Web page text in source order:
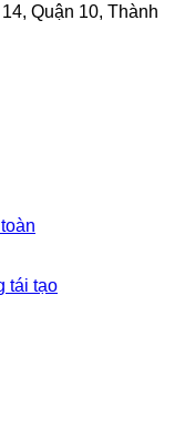
Quận 10, Thành
tái tạo